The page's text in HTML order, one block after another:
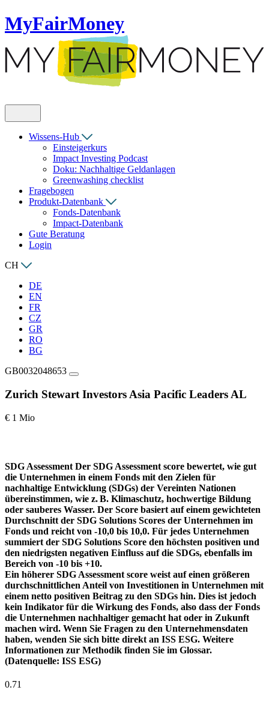
MyFairMoney
Wissens-Hub
Einsteigerkurs
Impact Investing Podcast
Doku: Nachhaltige Geldanlagen
Greenwashing checklist
Fragebogen
Produkt-Datenbank
Fonds-Datenbank
Impact-Datenbank
Gute Beratung
Login
CH
DE
EN
FR
CZ
GR
RO
BG
GB0032048653
Zurich Stewart Investors Asia Pacific Leaders AL
€ 1 Mio
SDG Assessment Der SDG Assessment score bewertet, wie gut
die Unternehmen in einem Fonds mit den Zielen für
nachhaltige Entwicklung (SDGs) der Vereinten Nationen
übereinstimmen, wie z. B. Klimaschutz, hochwertige Bildung
oder sauberes Wasser. Der Score basiert auf einem gewichteten
Durchschnitt der SDG Solutions Scores der Unternehmen im
Fonds und reicht von -10,0 bis 10,0. Für jedes Unternehmen
summiert der SDG Solutions Score den höchsten positiven und
den niedrigsten negativen Einfluss auf die SDGs, ebenfalls im
Bereich von -10 bis +10.
Ein höherer SDG Assessment score weist auf einen größeren
durchschnittlichen Anteil von Investitionen in Unternehmen mit
einem netto positiven Beitrag zu den SDGs hin. Dies ist jedoch
kein Indikator für die Wirkung des Fonds, also dass der Fonds
die Unternehmen nachhaltiger gemacht hat oder in Zukunft
machen wird. Wenn Sie Fragen zu den Unternehmensdaten
haben, wenden Sie sich bitte direkt an ISS ESG. Weitere
Informationen zur Methodik finden Sie im Glossar.
(Datenquelle: ISS ESG)
0.71